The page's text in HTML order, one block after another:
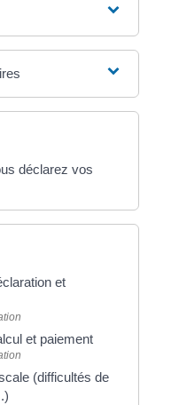
déclarez vos
et
et paiement
(difficultés de